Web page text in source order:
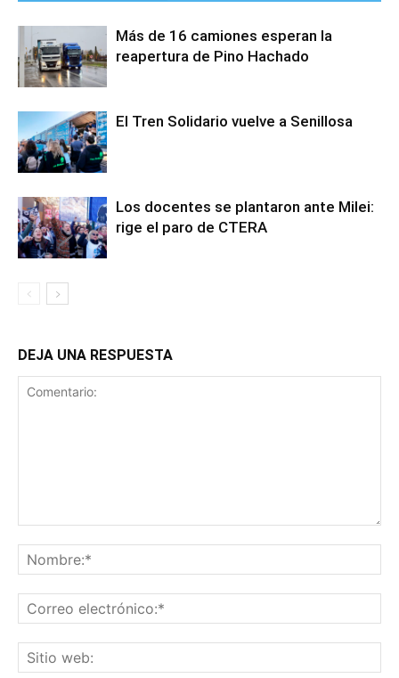
Más de 16 camiones esperan la
reapertura de Pino Hachado
El Tren Solidario vuelve a Senillosa
Los docentes se plantaron ante Milei:
rige el paro de CTERA
DEJA UNA RESPUESTA